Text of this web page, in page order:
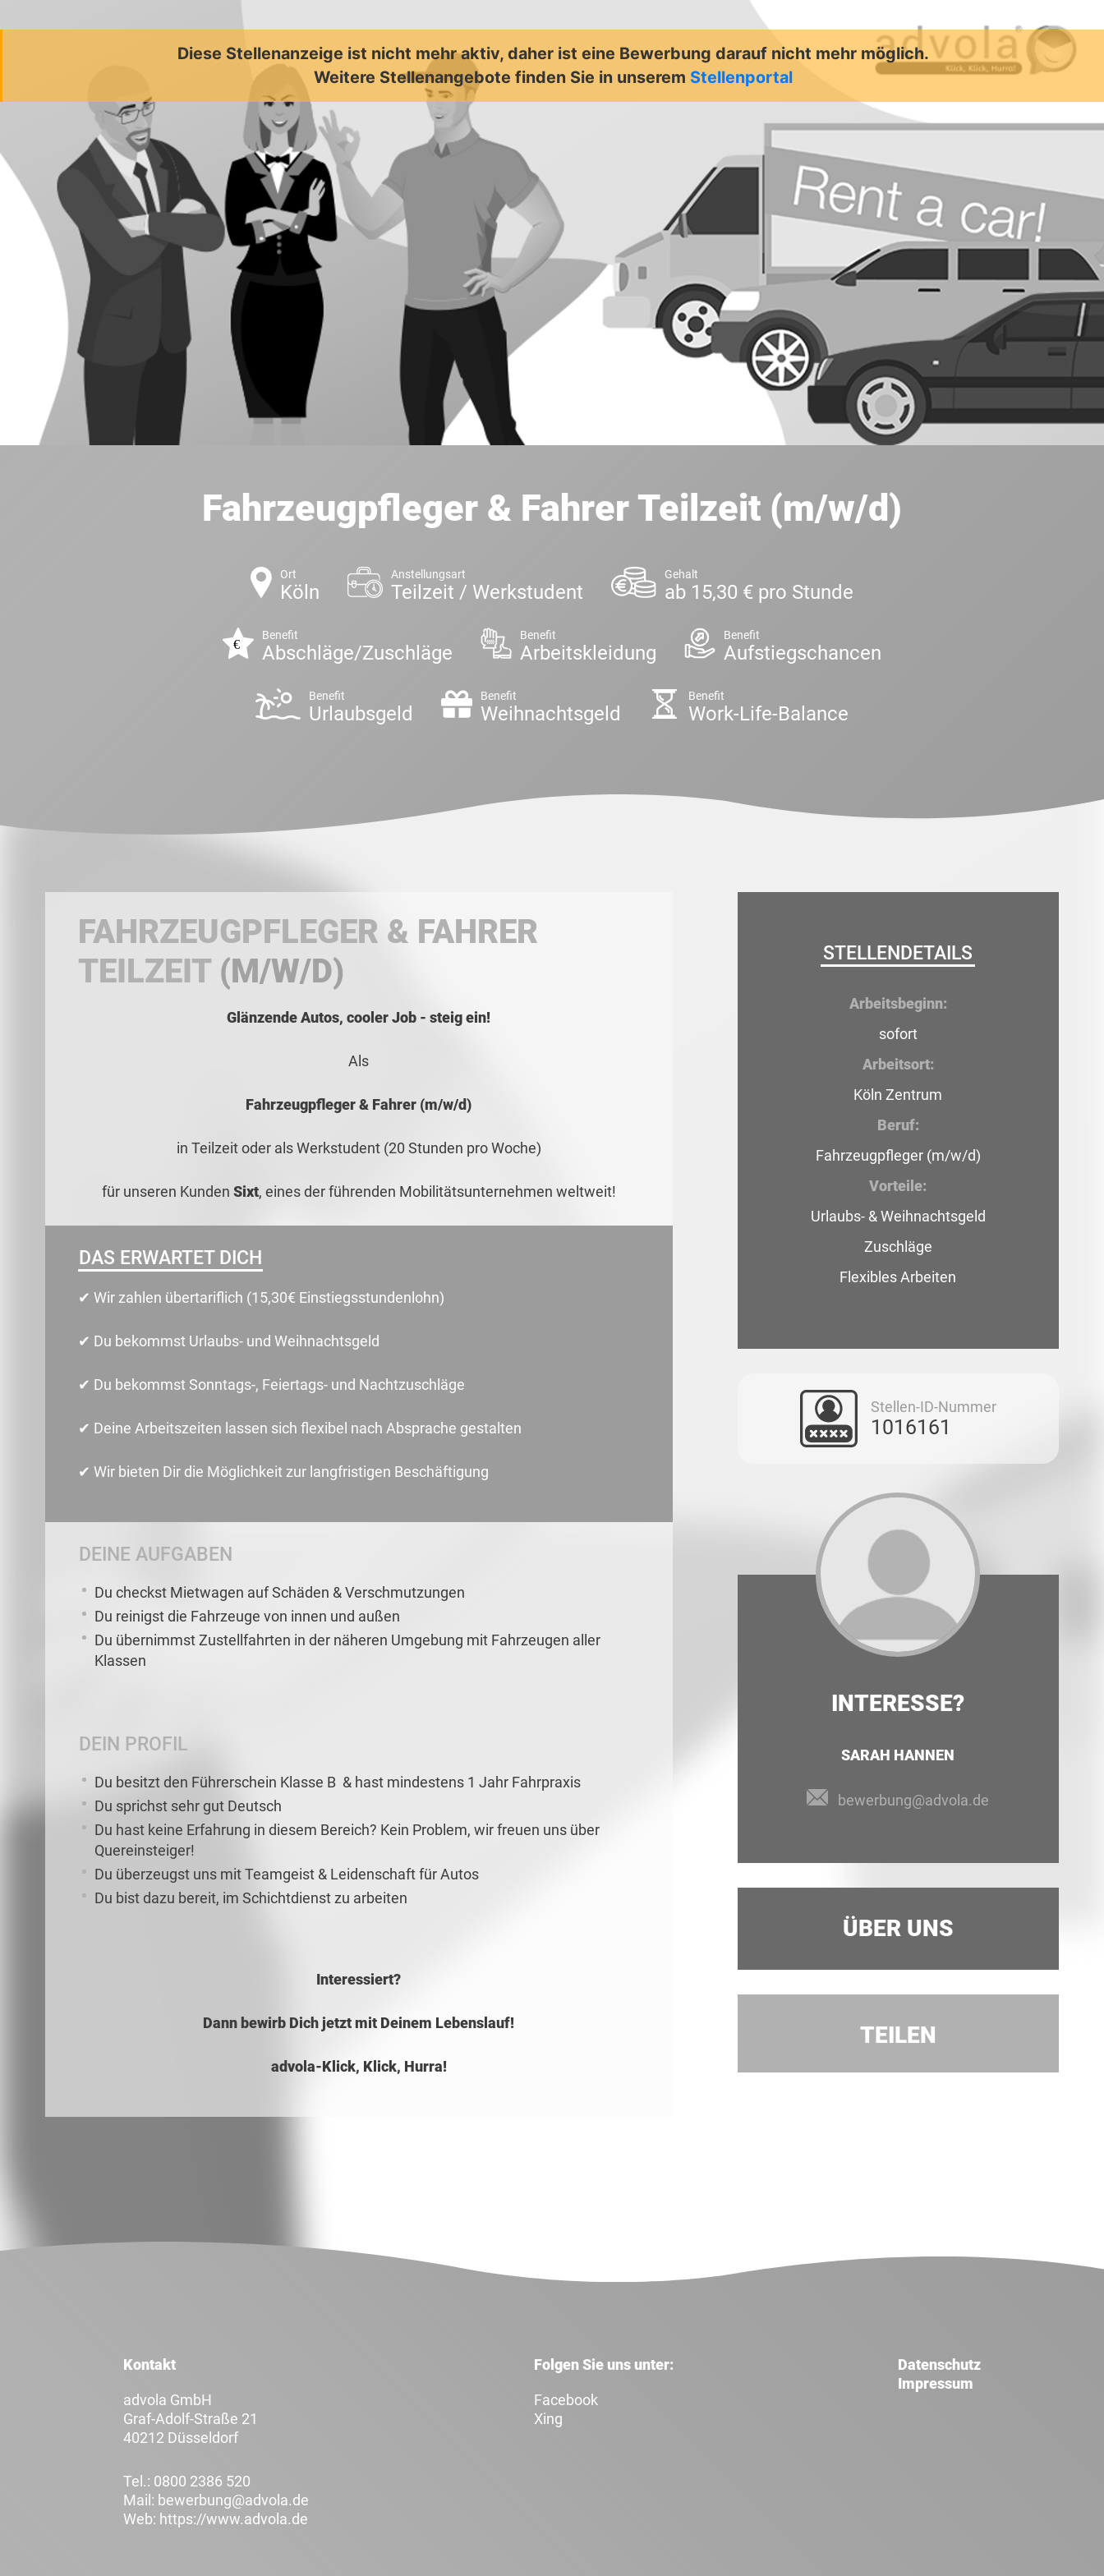
Diese Stellenanzeige ist nicht mehr aktiv, daher ist eine Bewerbung darauf nicht mehr möglich.
Weitere Stellenangebote finden Sie in unserem Stellenportal
Fahrzeugpfleger & Fahrer Teilzeit (m/w/d)
Ort
Köln
Anstellungsart
Teilzeit / Werkstudent
Gehalt
ab 15,30 € pro Stunde
Benefit
Abschläge/Zuschläge
Benefit
Arbeitskleidung
Benefit
Aufstiegschancen
Benefit
Urlaubsgeld
Benefit
Weihnachtsgeld
Benefit
Work-Life-Balance
FAHRZEUGPFLEGER & FAHRER
TEILZEIT (M/W/D)
Glänzende Autos, cooler Job - steig ein!
Als
Fahrzeugpfleger & Fahrer (m/w/d)
in Teilzeit oder als Werkstudent (20 Stunden pro Woche)
für unseren Kunden Sixt, eines der führenden Mobilitätsunternehmen weltweit!
DAS ERWARTET DICH
✔ Wir zahlen übertariflich (15,30€ Einstiegsstundenlohn)
✔ Du bekommst Urlaubs- und Weihnachtsgeld
✔ Du bekommst Sonntags-, Feiertags- und Nachtzuschläge
✔ Deine Arbeitszeiten lassen sich flexibel nach Absprache gestalten
✔ Wir bieten Dir die Möglichkeit zur langfristigen Beschäftigung
DEINE AUFGABEN
Du checkst Mietwagen auf Schäden & Verschmutzungen
Du reinigst die Fahrzeuge von innen und außen
Du übernimmst Zustellfahrten in der näheren Umgebung mit Fahrzeugen aller
Klassen
DEIN PROFIL
Du besitzt den Führerschein Klasse B & hast mindestens 1 Jahr Fahrpraxis
Du sprichst sehr gut Deutsch
Du hast keine Erfahrung in diesem Bereich? Kein Problem, wir freuen uns über
Quereinsteiger!
Du überzeugst uns mit Teamgeist & Leidenschaft für Autos
Du bist dazu bereit, im Schichtdienst zu arbeiten
Interessiert?
Dann bewirb Dich jetzt mit Deinem Lebenslauf!
advola-Klick, Klick, Hurra!
STELLENDETAILS
Arbeitsbeginn:
sofort
Arbeitsort:
Köln Zentrum
Beruf:
Fahrzeugpfleger (m/w/d)
Vorteile:
Urlaubs- & Weihnachtsgeld
Zuschläge
Flexibles Arbeiten
Stellen-ID-Nummer
1016161
INTERESSE?
SARAH HANNEN
bewerbung@advola.de
ÜBER UNS
TEILEN
Kontakt
advola GmbH
Graf-Adolf-Straße 21
40212 Düsseldorf
Tel.: 0800 2386 520
Mail: bewerbung@advola.de
Web: https://www.advola.de
Folgen Sie uns unter:
Facebook
Xing
Datenschutz
Impressum